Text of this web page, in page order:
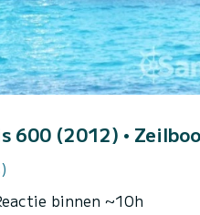
600 (2012) •
binnen ~10h